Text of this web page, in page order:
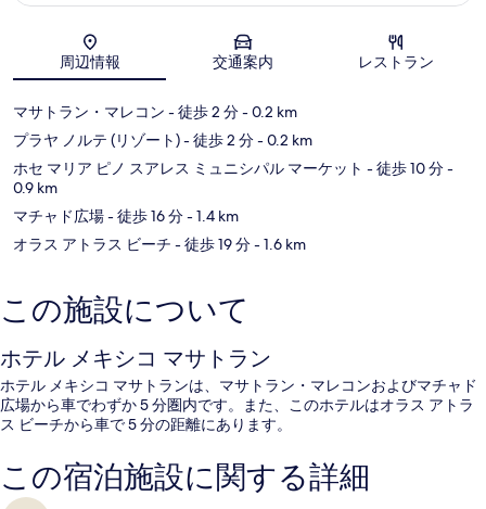
地図
周辺情報 交通案内 レストラン
マサトラン・マレコン - 徒歩 2 分- 0.2 km
プラヤ ノルテ (リゾート)- 徒歩 2 分- 0.2 km
ホセ マリア ピノ スアレス ミュニシパル マーケット - 徒歩 10 分-
0.9 km
マチャド広場- 徒歩 16 分- 1.4 km
オラス アトラス ビーチ - 徒歩 19 分- 1.6 km
この施設について
ホテル メキシコ マサトラン
ホテル メキシコ マサトランは、マサトラン・マレコンおよびマチャド
広場から車でわずか 5 分圏内です。また、このホテルはオラス アトラ
ス ビーチから車で 5 分の距離にあります。
この宿泊施設に関する詳細